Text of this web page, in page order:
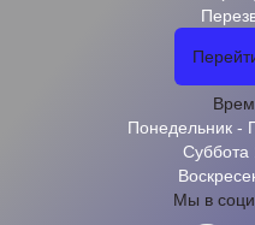
Понедельник -
Суббота
Мы в